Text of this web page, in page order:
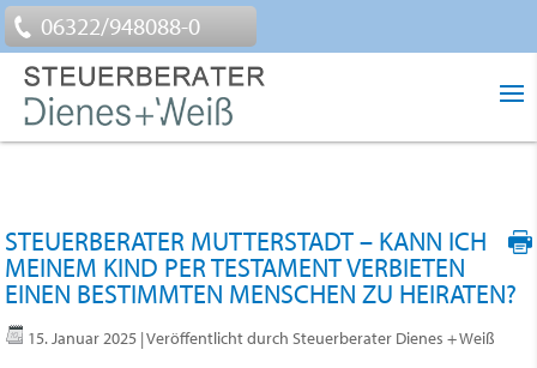
06322/948088-0
STEUERBERATER MUTTERSTADT – KANN ICH
MEINEM KIND PER TESTAMENT VERBIETEN
EINEN BESTIMMTEN MENSCHEN ZU HEIRATEN?
15. Januar 2025 | Veröffentlicht durch Steuerberater Dienes + Weiß